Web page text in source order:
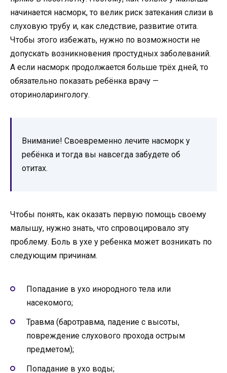
начинается насморк, то велик риск затекания слизи в
слуховую трубу и, как следствие, развитие отита.
Чтобы этого избежать, нужно по возможности не
допускать возникновения простудных заболеваний.
А если насморк продолжается больше трёх дней, то
обязательно показать ребёнка врачу —
оториноларингологу.
Внимание! Своевременно лечите насморк у
ребёнка и тогда вы навсегда забудете об
отитах.
Чтобы понять, как оказать первую помощь своему
малышу, нужно знать, что спровоцировало эту
проблему. Боль в ухе у ребенка может возникать по
следующим причинам.
Попадание в ухо инородного тела или
насекомого;
Травма (баротравма, падение с высоты,
повреждение слухового прохода острым
предметом);
Попадание в ухо воды;